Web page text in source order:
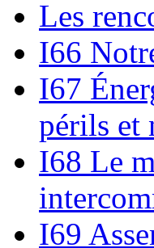
Les
I66
I67
périls et
I68 Le
I69